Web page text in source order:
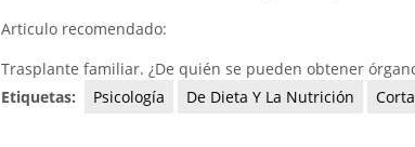
Articulo recomendado:
Trasplante familiar. ¿De quién se pueden obtener
Etiquetas:
Psicología De Dieta Y La Nutrición